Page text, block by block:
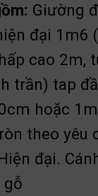
Giường
đại 1m6
cao 2m,
trần) tap
hoặc
theo yêu
đại.
gỗ